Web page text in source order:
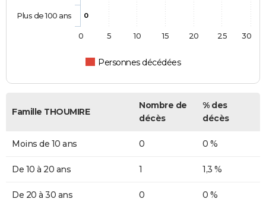
0
Personnes décédées
Plus de 100 ans
0 5 10 15 20 25 30
Famille THOUMIRE
Nombre de
décès
% des
décès
Moins de 10 ans 0 0 %
De 10 à 20 ans 1 1,3 %
De 20 à 30 ans 0 0 %